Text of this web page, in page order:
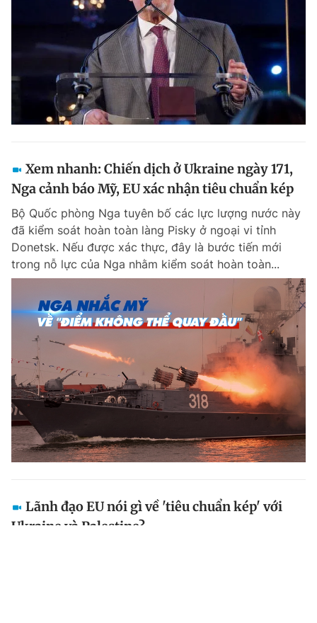
Xem nhanh: Chiến dịch ở Ukraine ngày 171,
Nga cảnh báo Mỹ, EU xác nhận tiêu chuẩn kép
Bộ Quốc phòng Nga tuyên bố các lực lượng nước này
đã kiểm soát hoàn toàn làng Pisky ở ngoại vi tỉnh
Donetsk. Nếu được xác thực, đây là bước tiến mới
trong nỗ lực của Nga nhằm kiểm soát hoàn toàn...
Lãnh đạo EU nói gì về 'tiêu chuẩn kép' với
Ukraine và Palestine?